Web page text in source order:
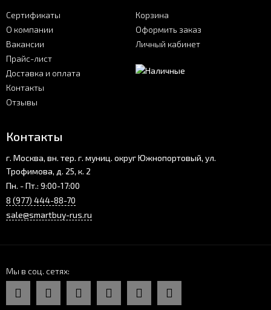
Сертификаты
О компании
Вакансии
Прайс-лист
Доставка и оплата
Контакты
Отзывы
Корзина
Оформить заказ
Личный кабинет
Контакты
г. Москва, вн. тер. г. муниц. округ Южнопортовый, ул.
Трофимова, д. 25, к. 2
Пн. - Пт.: 9:00-17:00
8 (977) 444-88-70
sale@smartbuy-rus.ru
Мы в соц. сетях